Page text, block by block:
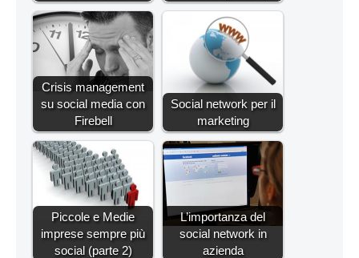
Crisis management
su social media con
Firebell
Social network per il
marketing
Piccole e Medie
imprese sempre più
social (parte 2)
L’importanza del
social network in
azienda